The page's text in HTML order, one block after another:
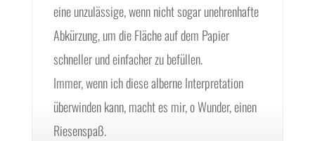
eine unzulässige, wenn nicht sogar unehrenhafte
Abkürzung, um die Fläche auf dem Papier
schneller und einfacher zu befüllen.
Immer, wenn ich diese alberne Interpretation
überwinden kann, macht es mir, o Wunder, einen
Riesenspaß.